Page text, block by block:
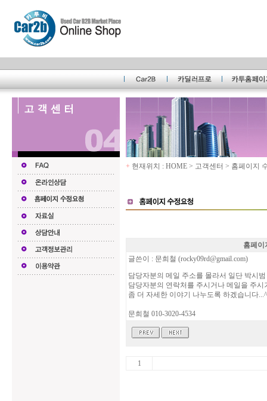
+ 현재위치 : HOME > 고객센터 > 홈페이지
홈페이
글쓴이 : 문희철 (rocky09rd@gmail.com)
담당자분의 메일 주소를 몰라서 일단 박시
담당자분의 연락처를 주시거나 메일을 주
좀 더 자세한 이야기 나누도록 하겠습니다
문희철 010-3020-4534
1